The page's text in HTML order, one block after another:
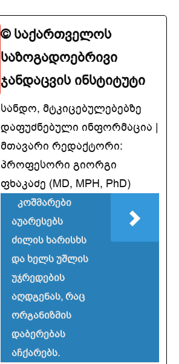
© საქართველოს
საზოგადოებრივი
ჯანდაცვის ინსტიტუტი
სანდო, მტკიცებულებებზე
დაფუძნებული ინფორმაცია |
მთავარი რედაქტორი:
პროფესორი გიორგი
ფხაკაძე (MD, MPH, PhD)
კოშმარები
აუარესებს
ძილის ხარისხს
და ხელს უშლის
უჯრედების
აღდგენას, რაც
ორგანიზმის
დაბერებას
აჩქარებს.